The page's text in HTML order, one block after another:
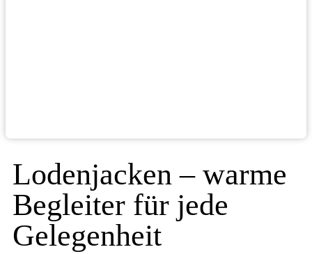
Lodenjacken – warme
Begleiter für jede
Gelegenheit